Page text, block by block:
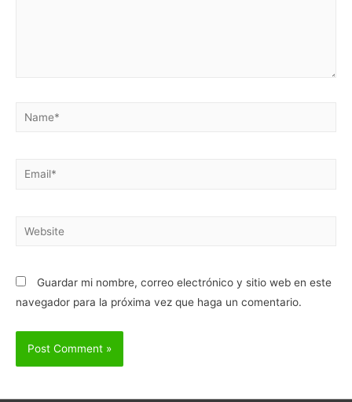
Name*
Email*
Website
Guardar mi nombre, correo electrónico y sitio web en este
navegador para la próxima vez que haga un comentario.